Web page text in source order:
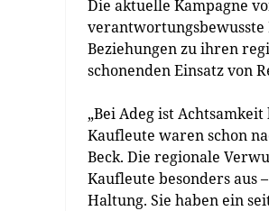
Die aktuelle Kampagne
verantwortungsbewusste
Beziehungen zu ihren
schonenden Einsatz von
„Bei Adeg ist
Kaufleute waren schon
Beck. Die regionale
Kaufleute besonders aus
Haltung. Sie haben ein